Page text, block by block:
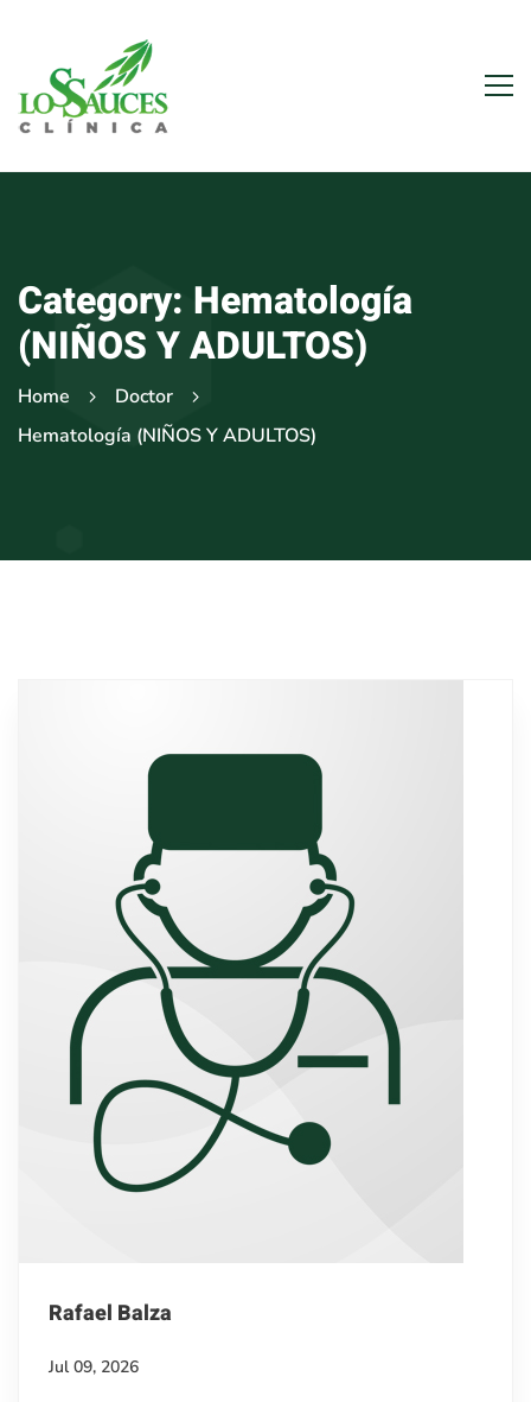
Category: Hematología
(NIÑOS Y ADULTOS)
Home
Doctor
Hematología (NIÑOS Y ADULTOS)
Rafael Balza
Jul 09, 2026